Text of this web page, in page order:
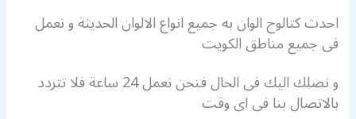
احدث كتالوج الوان به جميع انواع الالوان الحديثة و نعمل
فى جميع مناطق الكويت
و نصلك اليك فى الحال فنحن نعمل 24 ساعة فلا تتردد
بالاتصال بنا فى اى وقت